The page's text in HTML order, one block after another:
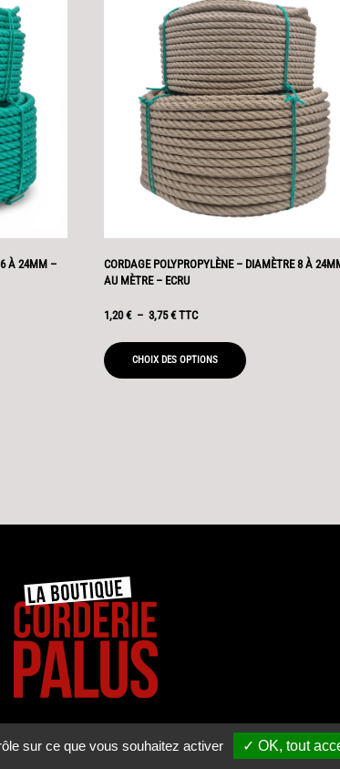
6 À 24MM –
CORDAGE POLYPROPYLÈNE – DIAMÈTRE 8 À
AU MÈTRE – ECRU
1,20€ – 3,75€PLAGE
1,20 €
À
TTC
CHOIX DES OPTIONS
sur ce que vous souhaitez activer ✓ OK, tout